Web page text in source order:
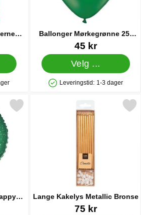
lager
Ballonger Mørkegrønne 25-
pakning
Varenummer 33282
45 kr
Velg ...
Produkttilgjengelighet: På lager
Leveringstid: 1-3 dager
cm
Mørkegrønn 35 cm som favoritt
Lange Kakelys Metallic Bronse
Varenummer 25902
75 kr
Merk lange Kakelys